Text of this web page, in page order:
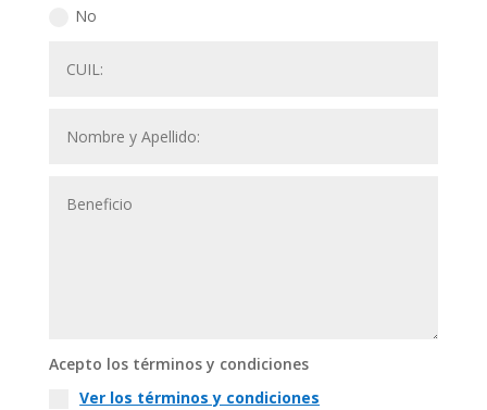
No
Acepto los términos y condiciones
Ver los términos y condiciones